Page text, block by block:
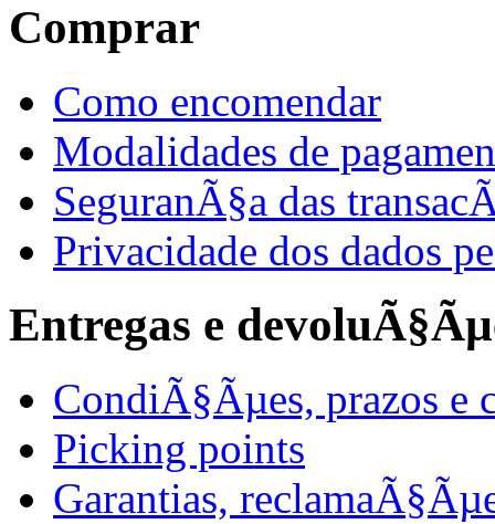
Comprar
Como encomendar
Modalidades de
SeguranÃ§a das
Privacidade dos dados
Entregas e
CondiÃ§Ãµes, prazos e
Picking points
Garantias,